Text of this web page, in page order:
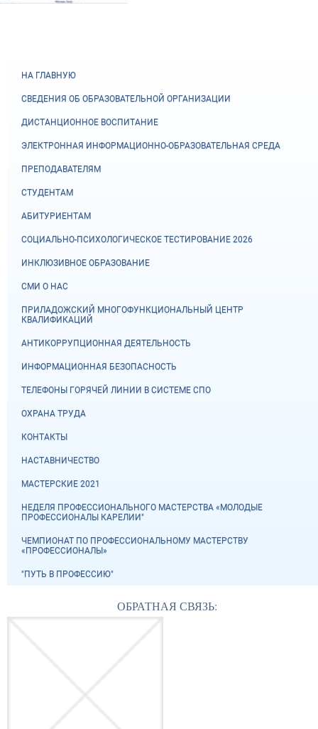
НА ГЛАВНУЮ
СВЕДЕНИЯ ОБ ОБРАЗОВАТЕЛЬНОЙ ОРГАНИЗАЦИИ
ДИСТАНЦИОННОЕ ВОСПИТАНИЕ
ЭЛЕКТРОННАЯ ИНФОРМАЦИОННО-ОБРАЗОВАТЕЛЬНАЯ СРЕДА
ПРЕПОДАВАТЕЛЯМ
СТУДЕНТАМ
АБИТУРИЕНТАМ
СОЦИАЛЬНО-ПСИХОЛОГИЧЕСКОЕ ТЕСТИРОВАНИЕ 2026
ИНКЛЮЗИВНОЕ ОБРАЗОВАНИЕ
СМИ О НАС
ПРИЛАДОЖСКИЙ МНОГОФУНКЦИОНАЛЬНЫЙ ЦЕНТР
КВАЛИФИКАЦИЙ
АНТИКОРРУПЦИОННАЯ ДЕЯТЕЛЬНОСТЬ
ИНФОРМАЦИОННАЯ БЕЗОПАСНОСТЬ
ТЕЛЕФОНЫ ГОРЯЧЕЙ ЛИНИИ В СИСТЕМЕ СПО
ОХРАНА ТРУДА
КОНТАКТЫ
НАСТАВНИЧЕСТВО
МАСТЕРСКИЕ 2021
НЕДЕЛЯ ПРОФЕССИОНАЛЬНОГО МАСТЕРСТВА «МОЛОДЫЕ
ПРОФЕССИОНАЛЫ КАРЕЛИИ"
ЧЕМПИОНАТ ПО ПРОФЕССИОНАЛЬНОМУ МАСТЕРСТВУ
«ПРОФЕССИОНАЛЫ»
"ПУТЬ В ПРОФЕССИЮ"
ОБРАТНАЯ СВЯЗЬ: